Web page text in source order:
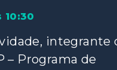
10:30
integrante
– Programa de